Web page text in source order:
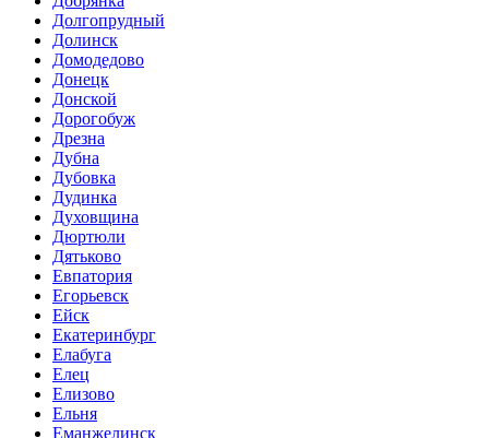
Долгопрудный
Долинск
Домодедово
Донецк
Донской
Дорогобуж
Дрезна
Дубна
Дубовка
Дудинка
Духовщина
Дюртюли
Дятьково
Евпатория
Егорьевск
Ейск
Екатеринбург
Елабуга
Елец
Елизово
Ельня
Еманжелинск